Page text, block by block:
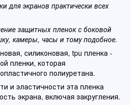
для экранов практически всех
защитных пленок с боковой
камеры, часы и тому подобное.
силиконовая, tpu пленка -
пленки, которая
полиуретана.
и эластичности эта пленка
экрана, включая закругления.